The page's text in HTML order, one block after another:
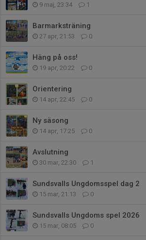
9 maj, 23:34 1
Barmarksträning
27 apr, 21:53 0
Häng på oss!
19 apr, 20:22 0
Orientering
14 apr, 22:45 0
Ny säsong
14 apr, 17:25 0
Avslutning
30 mar, 22:30 1
Sundsvalls Ungdomsspel dag 2
15 mar, 21:13 0
Sundsvalls Ungdoms spel 2026
15 mar, 08:05 0